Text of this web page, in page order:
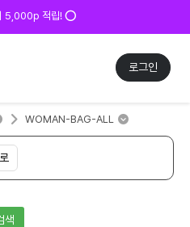
5,000p 적립! ⭕
로그인
WOMAN-BAG-ALL
색